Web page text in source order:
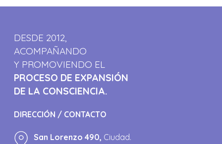
DESDE 2012,
ACOMPAÑANDO
Y PROMOVIENDO EL
PROCESO DE EXPANSIÓN
DE LA CONSCIENCIA.
DIRECCIÓN / CONTACTO
San Lorenzo 490, Ciudad.